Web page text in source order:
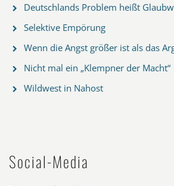
Deutschlands Problem heißt
Selektive Empörung
Wenn die Angst größer ist als das
Nicht mal ein „Klempner der Macht“
Wildwest in Nahost
Social-Media